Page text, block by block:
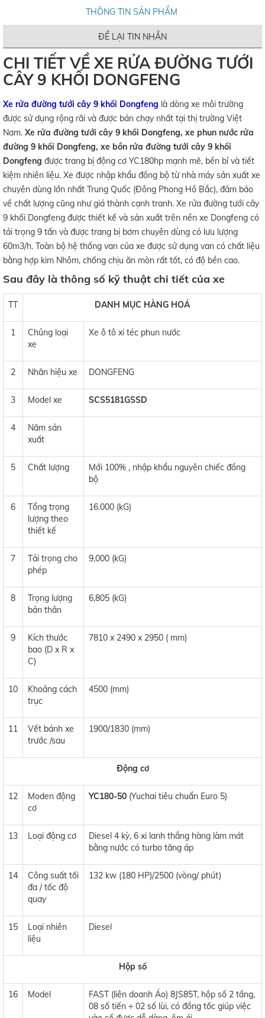
THÔNG TIN SẢN PHẨM
ĐỂ LẠI TIN NHẮN
CHI TIẾT VỀ XE RỬA ĐƯỜNG TƯỚI
CÂY 9 KHỐI DONGFENG
Xe rửa đường tưới cây 9 khối Dongfeng là dòng xe môi trường
được sử dụng rộng rãi và được bán chạy nhất tại thị trường Việt
Nam. Xe rửa đường tưới cây 9 khối Dongfeng, xe phun nước rửa
đường 9 khối Dongfeng, xe bồn rửa đường tưới cây 9 khối
Dongfeng được trang bị động cơ YC180hp mạnh mẽ, bền bỉ và tiết
kiệm nhiên liệu. Xe được nhập khẩu đồng bộ từ nhà máy sản xuất xe
chuyên dùng lớn nhất Trung Quốc (Đông Phong Hồ Bắc), đảm bảo
về chất lượng cũng như giá thành cạnh tranh. Xe rửa đường tưới cây
9 khối Dongfeng được thiết kế và sản xuất trên nền xe Dongfeng có
tải trọng 9 tấn và được trang bị bơm chuyên dùng có lưu lượng
60m3/h. Toàn bộ hệ thống van của xe được sử dụng van có chất liệu
bằng hợp kim Nhôm, chống chịu ăn mòn rất tốt, có độ bền cao.
Sau đây là thông số kỹ thuật chi tiết của xe
TT DANH MỤC HÀNG HOÁ
1
Chủng loại
xe
Xe ô tô xi téc phun nước
2 Nhãn hiệu xe DONGFENG
3 Model xe SCS5181GSSD
4
Năm sản
xuất
5 Chất lượng
Mới 100% , nhập khẩu nguyên chiếc đồng
bộ
6
Tổng trọng
lượng theo
thiết kế
16.000 (kG)
7
Tải trọng cho
phép
9,000 (kG)
8
Trọng lượng
bản thân
6,805 (kG)
9
Kích thước
bao (D x R x
C)
7810 x 2490 x 2950 ( mm)
10
Khoảng cách
trục
4500 (mm)
11
Vết bánh xe
trước /sau
1900/1830 (mm)
Động cơ
12
Moden động
cơ
YC180-50 (Yuchai tiêu chuẩn Euro 5)
13 Loại động cơ
Diesel 4 kỳ, 6 xi lanh thẳng hàng làm mát
bằng nước có turbo tăng áp
14
Công suất tối
đa / tốc độ
quay
132 kw (180 HP)/2500 (vòng/ phút)
15
Loại nhiên
liệu
Diesel
Hộp số
16 Model
FAST (liên doanh Áo) 8JS85T, hộp số 2 tầng,
08 số tiến + 02 số lùi, có đồng tốc giúp việc